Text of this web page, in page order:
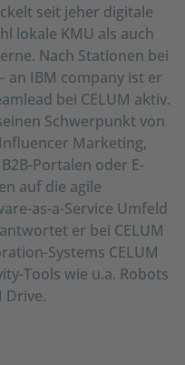
seit jeher digitale
lokale KMU als auch
Nach Stationen bei
an IBM company ist er
bei CELUM aktiv.
Schwerpunkt von
Marketing,
Portalen oder E-
auf die agile
as-a-Service Umfeld
er bei CELUM
Systems CELUM
Tools wie u.a. Robots
Drive.